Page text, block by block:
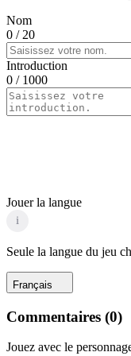
Nom
0 / 20
Introduction
0 / 1000
Jouer la langue
i
Seule la langue du jeu
Français
Commentaires (0)
Jouez avec le